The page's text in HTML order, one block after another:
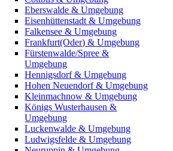
Eberswalde & Umgebung
Eisenhüttenstadt & Umgebung
Falkensee & Umgebung
Frankfurt(Oder) & Umgebung
Fürstenwalde/Spree &
Umgebung
Hennigsdorf & Umgebung
Hohen Neuendorf & Umgebung
Kleinmachnow & Umgebung
Königs Wusterhausen &
Umgebung
Luckenwalde & Umgebung
Ludwigsfelde & Umgebung